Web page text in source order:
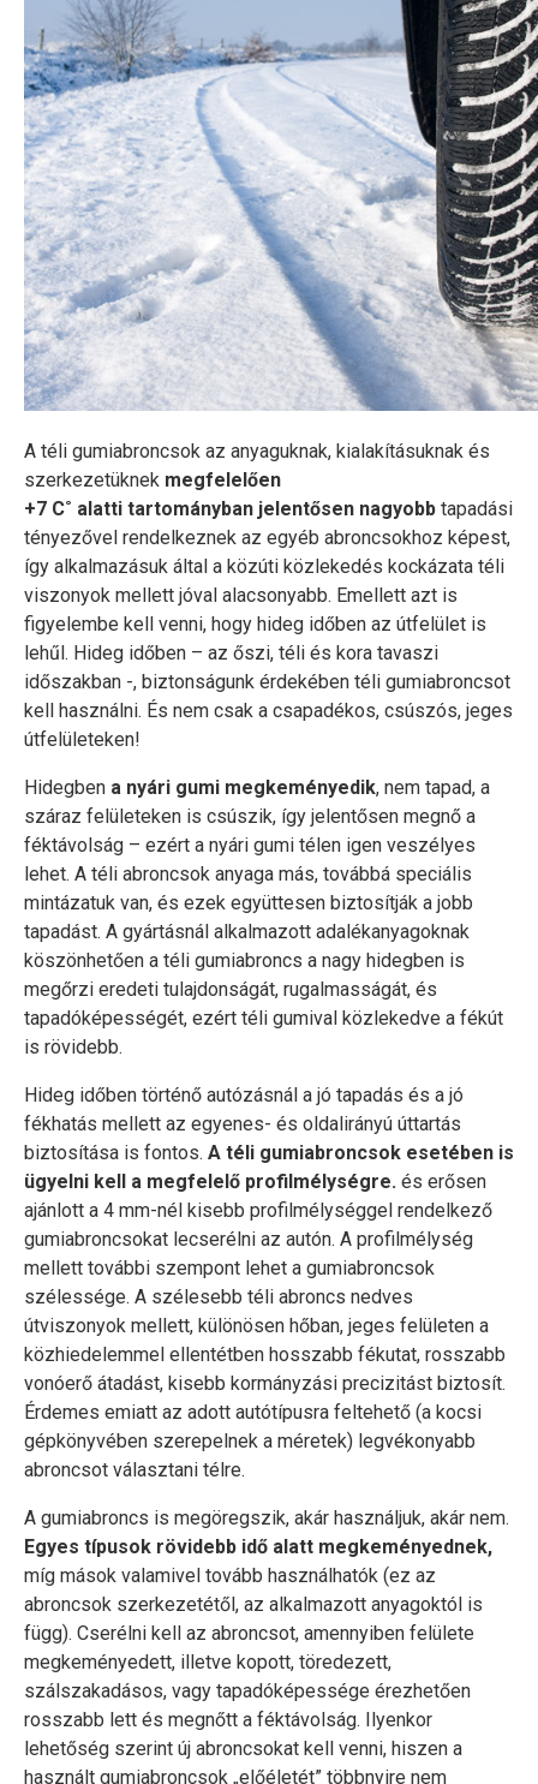
A téli gumiabroncsok az anyaguknak, kialakításuknak és
szerkezetüknek megfelelően
+7 C˚ alatti tartományban jelentősen nagyobb tapadási
tényezővel rendelkeznek az egyéb abroncsokhoz képest,
így alkalmazásuk által a közúti közlekedés kockázata téli
viszonyok mellett jóval alacsonyabb. Emellett azt is
figyelembe kell venni, hogy hideg időben az útfelület is
lehűl. Hideg időben – az őszi, téli és kora tavaszi
időszakban -, biztonságunk érdekében téli gumiabroncsot
kell használni. És nem csak a csapadékos, csúszós, jeges
útfelületeken!
Hidegben a nyári gumi megkeményedik, nem tapad, a
száraz felületeken is csúszik, így jelentősen megnő a
féktávolság – ezért a nyári gumi télen igen veszélyes
lehet. A téli abroncsok anyaga más, továbbá speciális
mintázatuk van, és ezek együttesen biztosítják a jobb
tapadást. A gyártásnál alkalmazott adalékanyagoknak
köszönhetően a téli gumiabroncs a nagy hidegben is
megőrzi eredeti tulajdonságát, rugalmasságát, és
tapadóképességét, ezért téli gumival közlekedve a fékút
is rövidebb.
Hideg időben történő autózásnál a jó tapadás és a jó
fékhatás mellett az egyenes- és oldalirányú úttartás
biztosítása is fontos. A téli gumiabroncsok esetében is
ügyelni kell a megfelelő profilmélységre. és erősen
ajánlott a 4 mm-nél kisebb profilmélységgel rendelkező
gumiabroncsokat lecserélni az autón. A profilmélység
mellett további szempont lehet a gumiabroncsok
szélessége. A szélesebb téli abroncs nedves
útviszonyok mellett, különösen hőban, jeges felületen a
közhiedelemmel ellentétben hosszabb fékutat, rosszabb
vonóerő átadást, kisebb kormányzási precizitást biztosít.
Érdemes emiatt az adott autótípusra feltehető (a kocsi
gépkönyvében szerepelnek a méretek) legvékonyabb
abroncsot választani télre.
A gumiabroncs is megöregszik, akár használjuk, akár nem.
Egyes típusok rövidebb idő alatt megkeményednek,
míg mások valamivel tovább használhatók (ez az
abroncsok szerkezetétől, az alkalmazott anyagoktól is
függ). Cserélni kell az abroncsot, amennyiben felülete
megkeményedett, illetve kopott, töredezett,
szálszakadásos, vagy tapadóképessége érezhetően
rosszabb lett és megnőtt a féktávolság. Ilyenkor
lehetőség szerint új abroncsokat kell venni, hiszen a
használt gumiabroncsok „előéletét” többnyire nem